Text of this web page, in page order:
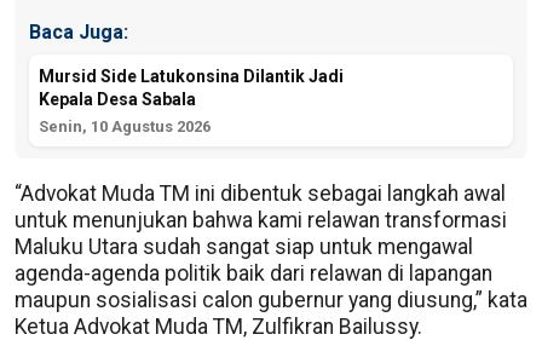
Baca Juga:
Mursid Side Latukonsina Dilantik Jadi
Kepala Desa Sabala
Senin, 10 Agustus 2026
“Advokat Muda TM ini dibentuk sebagai langkah awal
untuk menunjukan bahwa kami relawan transformasi
Maluku Utara sudah sangat siap untuk mengawal
agenda-agenda politik baik dari relawan di lapangan
maupun sosialisasi calon gubernur yang diusung,” kata
Ketua Advokat Muda TM, Zulfikran Bailussy.